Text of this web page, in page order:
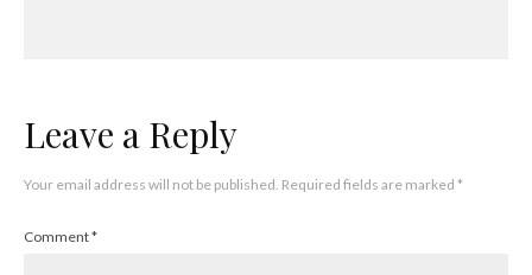
Leave a Reply
Your email address will not be published. Required fields are marked *
Comment*